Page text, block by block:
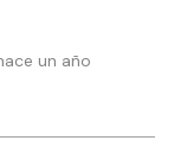
un año